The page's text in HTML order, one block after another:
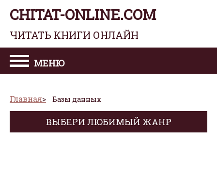
CHITAT-ONLINE.COM
ЧИТАТЬ КНИГИ ОНЛАЙН
МЕНЮ
Главная Базы данных
ВЫБЕРИ ЛЮБИМЫЙ ЖАНР